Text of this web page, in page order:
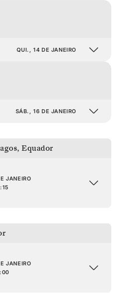
QUI., 14 DE JANEIRO
SÁB., 16 DE JANEIRO
, Equador
JANEIRO
JANEIRO